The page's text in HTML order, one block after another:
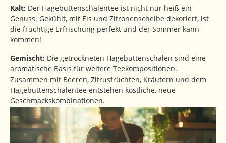
Kalt: Der Hagebuttenschalentee ist nicht nur heiß ein
Genuss. Gekühlt, mit Eis und Zitronenscheibe dekoriert, ist
die fruchtige Erfrischung perfekt und der Sommer kann
kommen!
Gemischt: Die getrockneten Hagebuttenschalen sind eine
aromatische Basis für weitere Teekompositionen.
Zusammen mit Beeren, Zitrusfrüchten, Kräutern und dem
Hagebuttenschalentee entstehen köstliche, neue
Geschmackskombinationen.